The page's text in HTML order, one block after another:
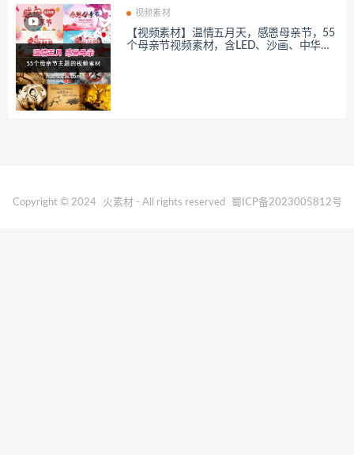
视频素材
【视频素材】温情五月天，感恩母亲节，55
个母亲节视频素材，含LED、沙画、中华孝
Copyright © 2024 火素材- All rights reserved 蜀ICP备2023005812号